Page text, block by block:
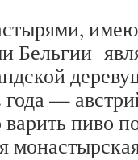
Бельгии
—
пиво